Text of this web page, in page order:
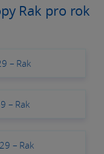
Rak pro rok
– Rak
– Rak
– Rak